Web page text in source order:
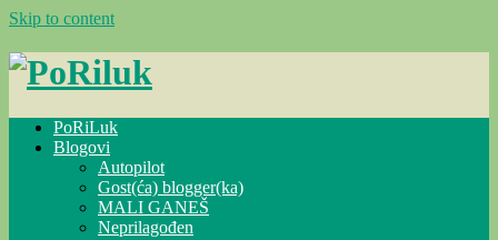
Skip to content
PoRiLuk
Blogovi
Autopilot
Gost(ća) blogger(ka)
MALI GANEŠ
Neprilagođen